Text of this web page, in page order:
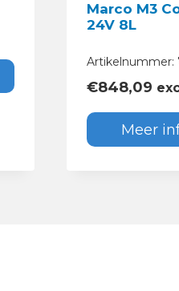
Marco M3
24V 8L
Artikelnummer:
€848,09
Meer